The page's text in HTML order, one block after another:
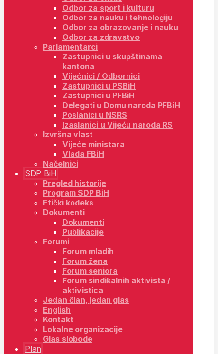
Odbor za sport i kulturu
Odbor za nauku i tehnologiju
Odbor za obrazovanje i nauku
Odbor za zdravstvo
Parlamentarci
Zastupnici u skupštinama
kantona
Vijećnici / Odbornici
Zastupnici u PSBiH
Zastupnici u PFBiH
Delegati u Domu naroda PFBiH
Poslanici u NSRS
Izaslanici u Vijeću naroda RS
Izvršna vlast
Vijeće ministara
Vlada FBiH
Načelnici
SDP BiH
Pregled historije
Program SDP BiH
Etički kodeks
Dokumenti
Dokumenti
Publikacije
Forumi
Forum mladih
Forum žena
Forum seniora
Forum sindikalnih aktivista /
aktivistica
Jedan član, jedan glas
English
Kontakt
Lokalne organizacije
Glas slobode
Plan